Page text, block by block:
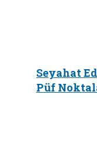
Seyahat
Püf